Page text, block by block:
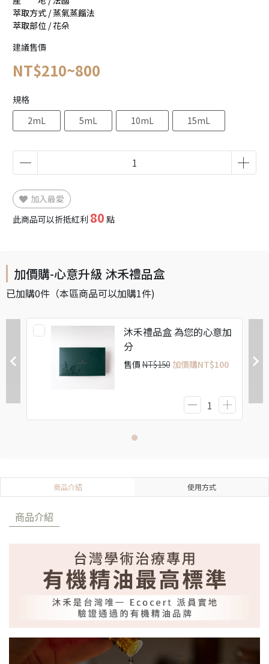
萃取方式 / 蒸氣蒸餾法
萃取部位 / 花朵
建議售價
NT$210~800
規格
2mL
5mL 10mL 15mL
加入最愛
此商品可以折抵紅利 80 點
加價購-心意升級 沐禾禮品盒
已加購0件 （本區商品可以加購1件)
沐禾禮品盒 為您的心意加
分
售價 NT$150 加價購NT$100
商品介紹 使用方式
商品介紹